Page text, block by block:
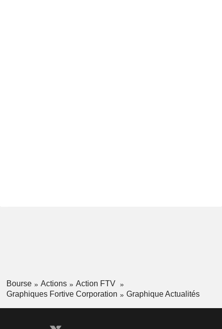
Bourse Actions
Action FTV
Graphiques Fortive Corporation
Graphique Actualités